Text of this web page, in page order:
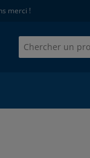
merci !